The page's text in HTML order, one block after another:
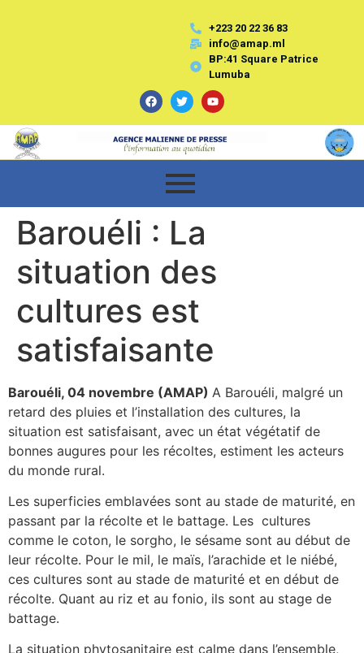
+223 20 22 36 83
info@amap.ml
BP:41 Square Patrice
Lumuba
Barouéli : La
situation des
cultures est
satisfaisante
Barouéli, 04 novembre (AMAP) A Barouéli, malgré un
retard des pluies et l’installation des cultures, la
situation est satisfaisant, avec un état végétatif de
bonnes augures pour les récoltes, estiment les acteurs
du monde rural.
Les superficies emblavées sont au stade de maturité, en
passant par la récolte et le battage. Les cultures
comme le coton, le sorgho, le sésame sont au début de
leur récolte. Pour le mil, le maïs, l’arachide et le niébé,
ces cultures sont au stade de maturité et en début de
récolte. Quant au riz et au fonio, ils sont au stage de
battage.
La situation phytosanitaire est calme dans l’ensemble,